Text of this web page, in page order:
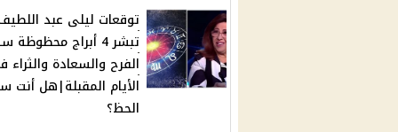
توقعات ليلى عبد
تبشر 4 أبراج محظوظة
الفرح والسعادة والثراء
الأيام المقبلة|هل أنت
الحظ؟